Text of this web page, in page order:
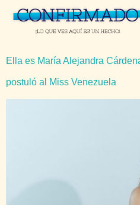
Ella es María Alejandra
postuló al Miss Venezuela